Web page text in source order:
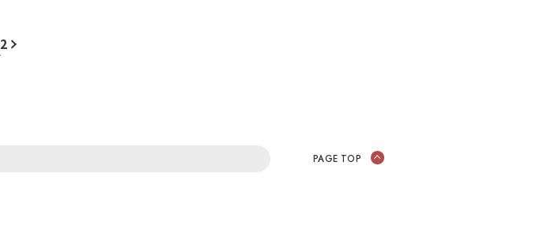
2
PAGE TOP